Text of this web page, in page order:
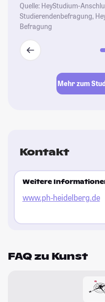
Quelle: HeyStudium-
Studierendenbefragung,
Befragung
Mehr zum
Kontakt
Weitere
www.ph-heidelberg.de
FAQ zu Kunst